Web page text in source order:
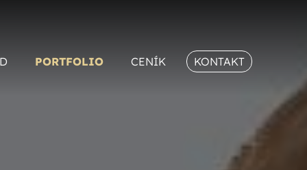
PORTFOLIO CENÍK KONTAKT